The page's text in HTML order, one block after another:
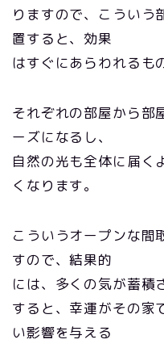
りますので、こういう
置すると、効果
はすぐにあらわれるも
それぞれの部屋から部
ーズになるし、
自然の光も全体に届く
くなります。
こういうオープンな間
すので、結果的
には、多くの気が蓄積
すると、幸運がその家
い影響を与える